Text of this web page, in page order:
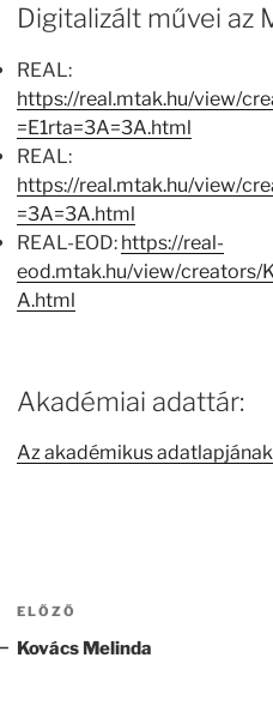
Digitalizált művei az
REAL:
https://real.mtak.hu/view/
=E1rta=3A=3A.html
REAL:
https://real.mtak.hu/view/
=3A=3A.html
REAL-EOD: https://real-
eod.mtak.hu/view/creators/
A.html
Akadémiai adattár:
Az akadémikus
Bejegyzés
navigáció
Korábbi
bejegyzés
ELŐZŐ
Kovács Melinda